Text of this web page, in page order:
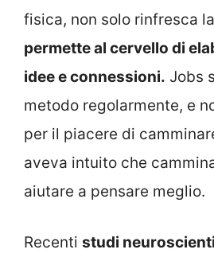
fisica, non solo rinfresca
permette al cervello di
idee e connessioni. Jobs
metodo regolarmente, e
per il piacere di
aveva intuito che
aiutare a pensare meglio.
Recenti studi